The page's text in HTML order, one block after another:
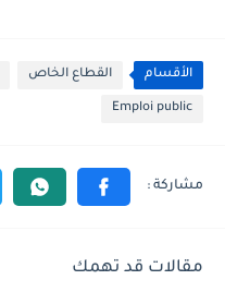
الأقسام القطاع الخاص
Emploi public
مقالات قد تهمك